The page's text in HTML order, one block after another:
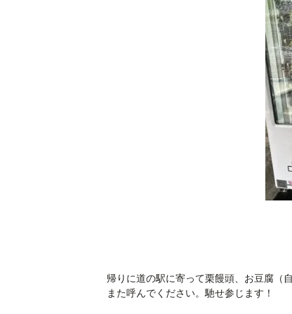
帰りに道の駅に寄って栗饅頭、お豆腐（
また呼んでください。馳せ参じます！